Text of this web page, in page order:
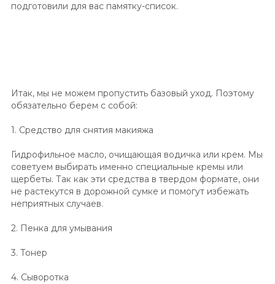
подготовили для вас памятку-список.
Итак, мы не можем пропустить базовый уход. Поэтому
обязательно берем с собой:
1. Средство для снятия макияжа
Гидрофильное масло, очищающая водичка или крем. Мы
советуем выбирать именно специальные кремы или
щербеты. Так как эти средства в твердом формате, они
не растекутся в дорожной сумке и помогут избежать
неприятных случаев.
2. Пенка для умывания
3. Тонер
4. Сыворотка